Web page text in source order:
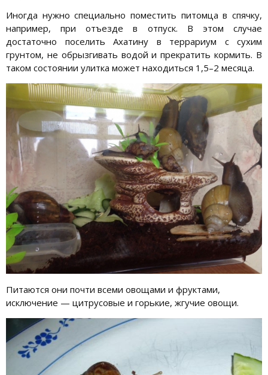
Иногда нужно специально поместить питомца в спячку,
например, при отъезде в отпуск. В этом случае
достаточно поселить Ахатину в террариум с сухим
грунтом, не обрызгивать водой и прекратить кормить. В
таком состоянии улитка может находиться 1,5–2 месяца.
Питаются они почти всеми овощами и фруктами,
исключение — цитрусовые и горькие, жгучие овощи.